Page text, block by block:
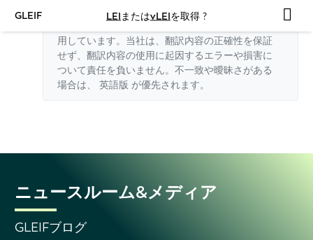
GLEIF LEIまたはvLEIを取得 ?
このウェブサイトの英語以外の翻訳はAIを利
用しています。当社は、翻訳内容の正確性を保証
せず、翻訳内容の使用に起因するエラーや損害に
ついて責任を負いません。不一致や曖昧さがある
場合は、 英語版 が優先されます。
ニュースルーム&メディア
GLEIFブログ